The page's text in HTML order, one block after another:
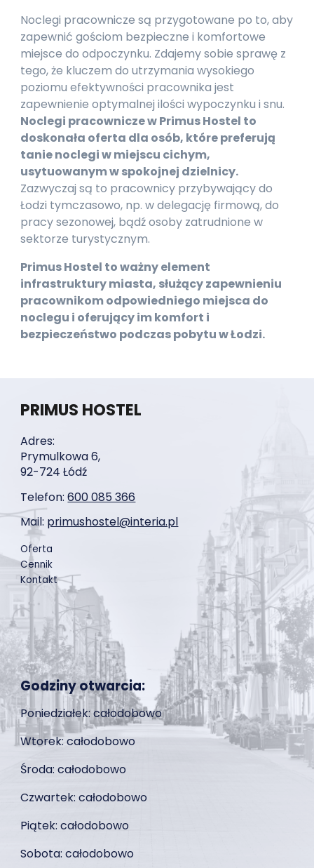
Noclegi pracownicze są przygotowane po to, aby
zapewnić gościom bezpieczne i komfortowe
miejsce do odpoczynku. Zdajemy sobie sprawę z
tego, że kluczem do utrzymania wysokiego
poziomu efektywności pracownika jest
zapewnienie optymalnej ilości wypoczynku i snu.
Noclegi pracownicze w Primus Hostel to
doskonała oferta dla osób, które preferują
tanie noclegi w miejscu cichym,
usytuowanym w spokojnej dzielnicy.
Zazwyczaj są to pracownicy przybywający do
Łodzi tymczasowo, np. w delegację firmową, do
pracy sezonowej, bądź osoby zatrudnione w
sektorze turystycznym.
Primus Hostel to ważny element
infrastruktury miasta, służący zapewnieniu
pracownikom odpowiedniego miejsca do
noclegu i oferujący im komfort i
bezpieczeństwo podczas pobytu w Łodzi.
PRIMUS HOSTEL
Adres:
Prymulkowa 6,
92-724 Łódź
Telefon:600 085 366
Mail: primushostel@interia.pl
Oferta
Cennik
Kontakt
Godziny otwarcia:
Poniedziałek: całodobowo
Wtorek:całodobowo
Środa:całodobowo
Czwartek:całodobowo
Piątek:całodobowo
Sobota:całodobowo